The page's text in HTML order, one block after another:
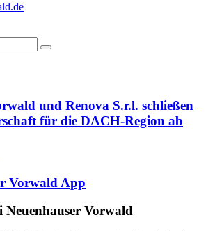
und Renova S.r.l. schließen
für die DACH-Region ab
Vorwald App
Vorwald